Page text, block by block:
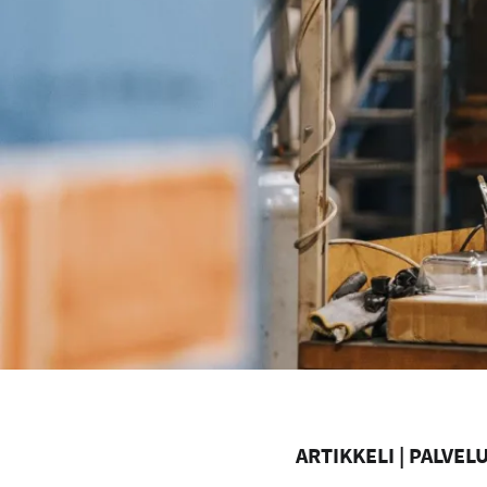
ARTIKKELI |